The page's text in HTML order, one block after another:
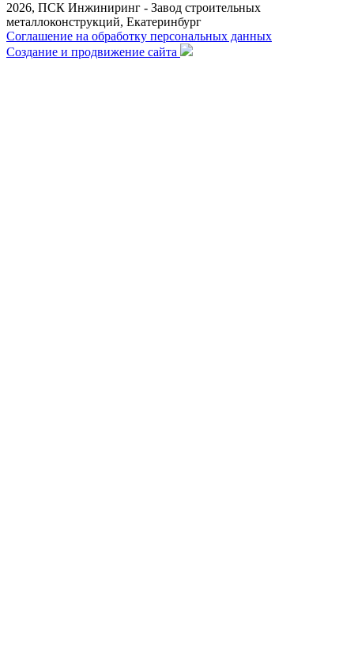
2026, ПСК Инжиниринг - Завод строительных
металлоконструкций, Екатеринбург
Соглашение на обработку персональных данных
Создание и продвижение сайта